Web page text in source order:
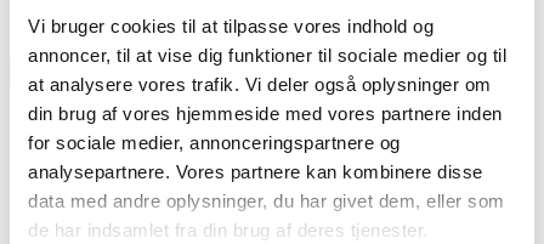
Vi bruger cookies til at tilpasse vores indhold og
annoncer, til at vise dig funktioner til sociale medier og til
at analysere vores trafik. Vi deler også oplysninger om
din brug af vores hjemmeside med vores partnere inden
for sociale medier, annonceringspartnere og
analysepartnere. Vores partnere kan kombinere disse
data med andre oplysninger, du har givet dem, eller som
de har indsamlet fra din brug af deres tjenester.
RAINBOW BUSINESS DENMARK